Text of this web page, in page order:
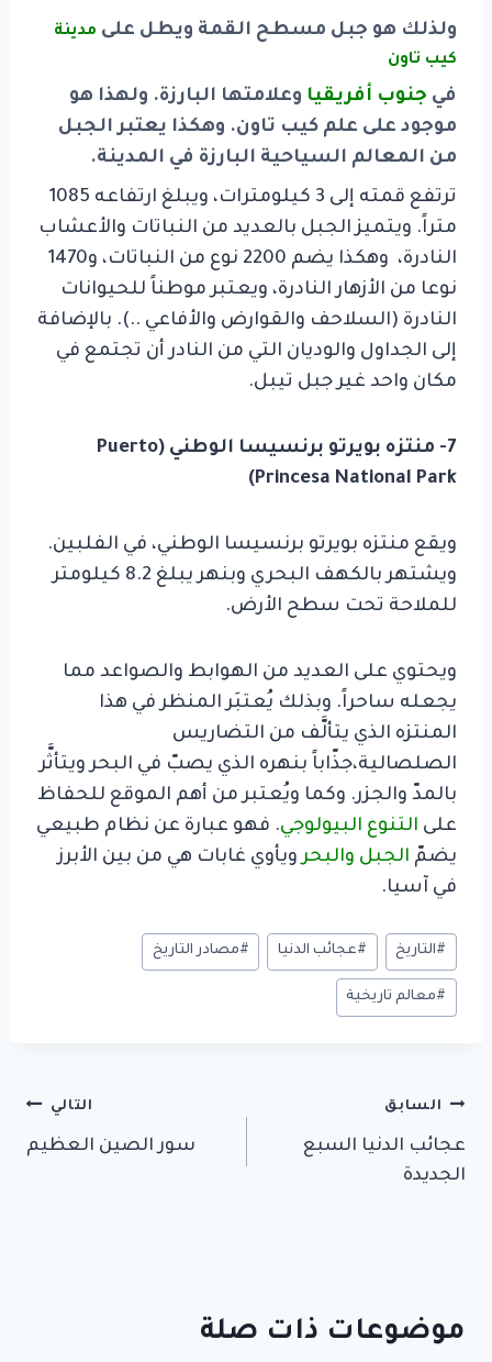
ولذلك هو جبل مسطح القمة ويطل على مدينة
كيب تاون
في جنوب أفريقيا وعلامتها البارزة. ولهذا هو
موجود على علم كيب تاون. وهكذا يعتبر الجبل
من المعالم السياحية البارزة في المدينة.
ترتفع قمته إلى 3 كيلومترات، ويبلغ ارتفاعه 1085
متراً. ويتميز الجبل بالعديد من النباتات والأعشاب
النادرة،
وهكذا يضم 2200 نوع من النباتات، و1470
نوعا من الأزهار النادرة، ويعتبر موطناً للحيوانات
النادرة (السلاحف والقوارض والأفاعي ..). بالإضافة
إلى الجداول والوديان التي من النادر أن تجتمع في
مكان واحد غير جبل تيبل.
7- منتزه بويرتو برنسيسا الوطني (Puerto
Princesa National Park)
ويقع منتزه بويرتو برنسيسا الوطني، في الفلبين.
ويشتهر بالكهف البحري وبنهر يبلغ 8.2 كيلومتر
للملاحة تحت سطح الأرض.
ويحتوي على العديد من الهوابط والصواعد مما
يجعله ساحراً. وبذلك يُعتبَر المنظر في هذا
المنتزه الذي يتألَّف من التضاريس
الصلصالية،جذّاباً بنهره الذي يصبّ في البحر ويتأثَّر
بالمدّ والجزر. وكما ويُعتبر من أهم الموقع للحفاظ
على التنوع البيولوجي. فهو عبارة عن نظام طبيعي
يضمّ الجبل والبحرويأوي غابات هي من بين الأبرز
في آسيا.
وسوم
المقال:
#التاريخ #عجائب الدنيا #مصادر التاريخ
#معالم تاريخية
تصفّح
المقالات
السابق
عجائب الدنيا السبع
الجديدة
التالي
سور الصين العظيم
موضوعات ذات صلة